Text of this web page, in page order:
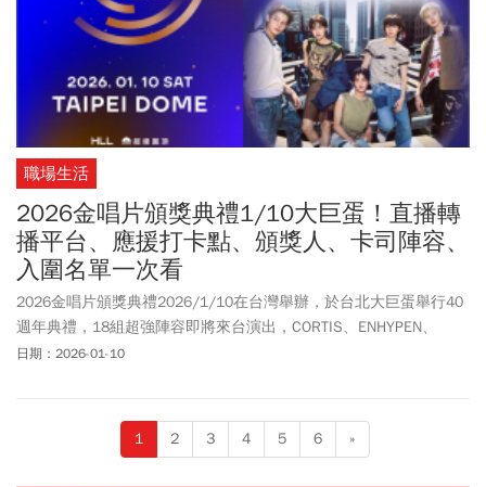
職場生活
2026金唱片頒獎典禮1/10大巨蛋！直播轉
播平台、應援打卡點、頒獎人、卡司陣容、
入圍名單一次看
2026金唱片頒獎典禮2026/1/10在台灣舉辦，於台北大巨蛋舉行40
週年典禮，18組超強陣容即將來台演出，CORTIS、ENHYPEN、
IVE、BLACKPINK人氣成員Jennie、安孝燮、邊佑錫、宋仲基、男神
絲一起參與金唱片頒獎典禮。屆時除了可以近距離看到偶像，大巨
蛋也設有藝人專屬打卡柱與應援旗幟，北捷還會輪流播放CORTIS、
日期：2026-01-10
1 2 3 4 5 6 »